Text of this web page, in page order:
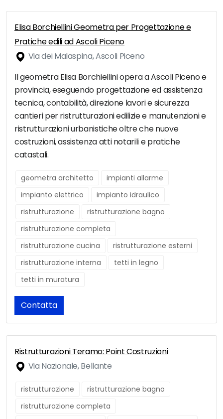
Elisa Borchiellini Geometra per Progettazione e
Pratiche edili ad Ascoli Piceno
Via dei Malaspina, Ascoli Piceno
Il geometra Elisa Borchiellini opera a Ascoli Piceno e
provincia, eseguendo progettazione ed assistenza
tecnica, contabilità, direzione lavori e sicurezza
cantieri per ristrutturazioni edilizie e manutenzioni e
ristrutturazioni urbanistiche oltre che nuove
costruzioni, assistenza atti notarili e pratiche
catastali.
geometra architetto
impianti allarme
impianto elettrico
impianto idraulico
ristrutturazione
ristrutturazione bagno
ristrutturazione completa
ristrutturazione cucina
ristrutturazione esterni
ristrutturazione interna
tetti in legno
tetti in muratura
Contatta
Ristrutturazioni Teramo: Point Costruzioni
Via Nazionale, Bellante
ristrutturazione
ristrutturazione bagno
ristrutturazione completa